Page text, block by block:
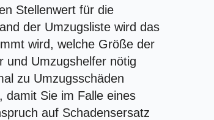
Stellenwert für die
der Umzugsliste wird das
wird, welche Größe der
und Umzugshelfer nötig
zu Umzugsschäden
damit Sie im Falle eines
auf Schadensersatz